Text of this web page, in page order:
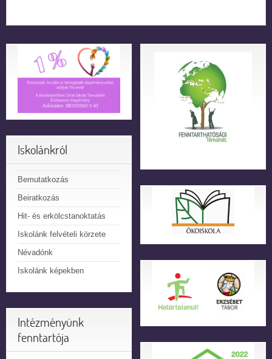
Iskolánkról
Bemutatkozás
Beiratkozás
Hit- és erkölcstanoktatás
Iskolánk felvételi körzete
Névadónk
Iskolánk képekben
Intézményünk
fenntartója